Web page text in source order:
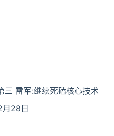
三 雷军:继续死磕核心技术
28日